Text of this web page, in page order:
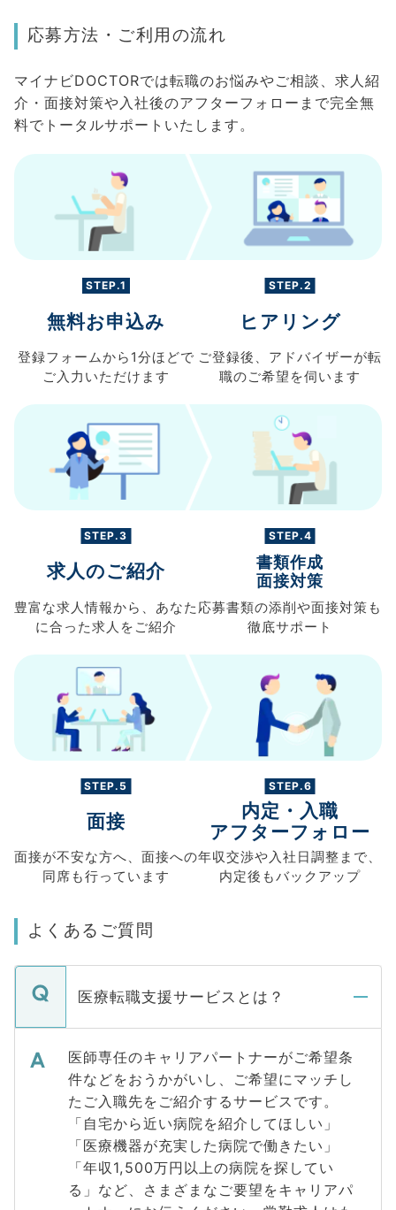
応募方法・ご利用の流れ
マイナビDOCTORでは転職のお悩みやご相談、求人紹
介・面接対策や入社後のアフターフォローまで完全無
料でトータルサポートいたします。
STEP.1
無料お申込み
登録フォームから 1分ほどで
ご入力 いただけます
STEP.2
ヒアリング
ご登録後、 アドバイザーが転
職のご希望を伺います
STEP.3
求人のご紹介
豊富な求人情報から、 あなた
に合った求人を ご紹介
STEP.4
書類作成
面接対策
応募書類の添削や面接対策も
徹底サポート
STEP.5
面接
面接が不安な方へ、 面接への
同席も行っています
STEP.6
内定・入職
アフターフォロー
年収交渉や入社日調整まで、
内定後もバックアップ
よくあるご質問
医療転職支援サービスとは？
医師専任のキャリアパートナーがご希望条
件などをおうかがいし、ご希望にマッチし
たご入職先をご紹介するサービスです。
「自宅から近い病院を紹介してほしい」
「医療機器が充実した病院で働きたい」
「年収1,500万円以上の病院を探してい
る」など、さまざまなご要望をキャリアパ